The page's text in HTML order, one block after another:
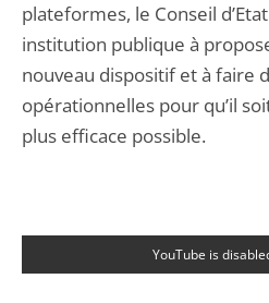
plateformes, le Conseil
institution publique à
nouveau dispositif et à faire
opérationnelles pour qu’il
plus efficace possible.
YouTube is